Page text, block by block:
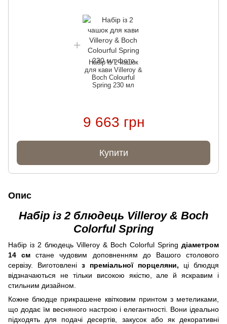
Набір із 2 чашок
для кави Villeroy &
Boch Colourful
Spring 230 мл
9 663 грн
Купити
Опис
Набір із 2 блюдець Villeroy & Boch
Colorful Spring
Набір із 2 блюдець Villeroy & Boch Colorful Spring діаметром
14 см стане чудовим доповненням до Вашого столового
сервізу. Виготовлені з преміальної порцеляни, ці блюдця
відзначаються не тільки високою якістю, але й яскравим і
стильним дизайном.
Кожне блюдце прикрашене квітковим принтом з метеликами,
що додає їм весняного настрою і елегантності. Вони ідеально
підходять для подачі десертів, закусок або як декоративні